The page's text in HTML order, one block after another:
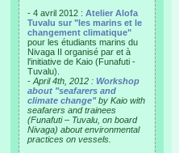
- 4 avril 2012 : Atelier Alofa
Tuvalu sur "les marins et le
changement climatique"
pour les étudiants marins du
Nivaga II organisé par et à
l'initiative de Kaio (Funafuti -
Tuvalu).
- April 4th, 2012 : Workshop
about "seafarers and
climate change"by Kaio with
seafarers and trainees
(Funafuti – Tuvalu, on board
Nivaga) about environmental
practices on vessels.